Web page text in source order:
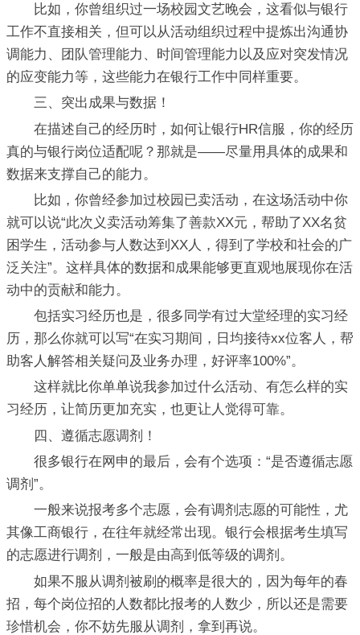
比如，你曾组织过一场校园文艺晚会，这看似与银行
工作不直接相关，但可以从活动组织过程中提炼出沟通协
调能力、团队管理能力、时间管理能力以及应对突发情况
的应变能力等，这些能力在银行工作中同样重要。
三、突出成果与数据！
在描述自己的经历时，如何让银行HR信服，你的经历
真的与银行岗位适配呢？那就是——尽量用具体的成果和
数据来支撑自己的能力。
比如，你曾经参加过校园已卖活动，在这场活动中你
就可以说“此次义卖活动筹集了善款XX元，帮助了XX名贫
困学生，活动参与人数达到XX人，得到了学校和社会的广
泛关注”。这样具体的数据和成果能够更直观地展现你在活
动中的贡献和能力。
包括实习经历也是，很多同学有过大堂经理的实习经
历，那么你就可以写“在实习期间，日均接待xx位客人，帮
助客人解答相关疑问及业务办理，好评率100%”。
这样就比你单单说我参加过什么活动、有怎么样的实
习经历，让简历更加充实，也更让人觉得可靠。
四、遵循志愿调剂！
很多银行在网申的最后，会有个选项：“是否遵循志愿
调剂”。
一般来说报考多个志愿，会有调剂志愿的可能性，尤
其像工商银行，在往年就经常出现。银行会根据考生填写
的志愿进行调剂，一般是由高到低等级的调剂。
如果不服从调剂被刷的概率是很大的，因为每年的春
招，每个岗位招的人数都比报考的人数少，所以还是需要
珍惜机会，你不妨先服从调剂，拿到再说。